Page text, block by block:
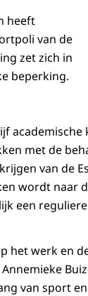
heeft
van de
zet zich in
beperking.
met de
van de
wordt naar
een
het werk en
van sport